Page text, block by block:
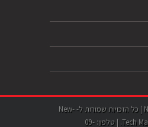
New-Tech Magazine | כל הזכויות שמורות ל- New-
Tech Magazines Group Ltd. | טלפון: 09-